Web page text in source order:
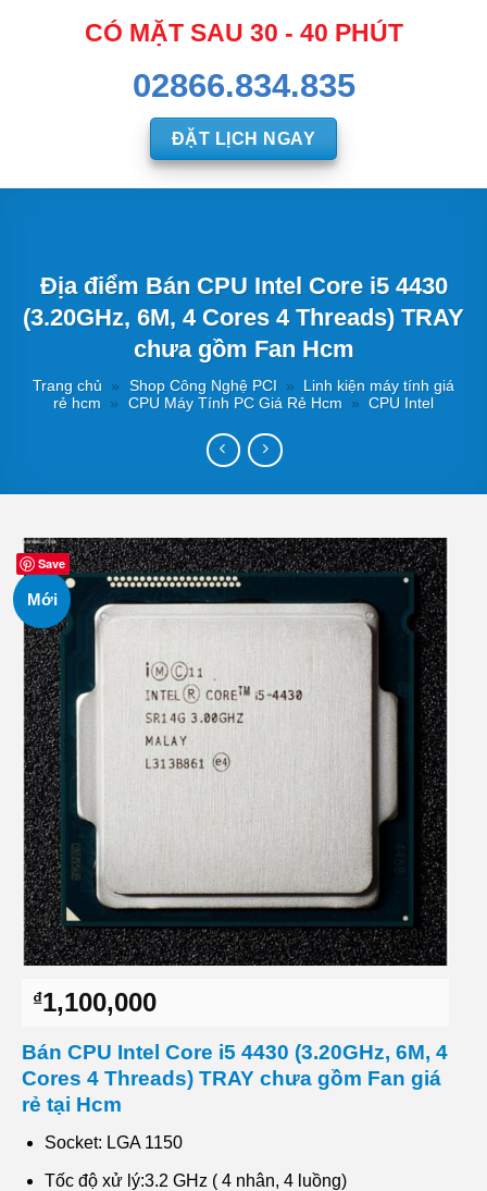
CÓ MẶT SAU 30 - 40 PHÚT
02866.834.835
ĐẶT LỊCH NGAY
Địa điểm Bán CPU Intel Core i5 4430
(3.20GHz, 6M, 4 Cores 4 Threads) TRAY
chưa gồm Fan Hcm
Trang chủ » Shop Công Nghệ PCI »
Linh kiện máy tính giá
rẻ hcm » CPU Máy Tính PC Giá Rẻ Hcm » CPU Intel
Save
Mới
₫1,100,000
Bán CPU Intel Core i5 4430 (3.20GHz, 6M, 4
Cores 4 Threads) TRAY chưa gồm Fan giá
rẻ tại Hcm
Socket: LGA 1150
Tốc độ xử lý:3.2 GHz ( 4 nhân, 4 luồng)